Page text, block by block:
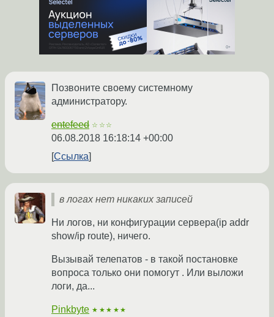
Позвоните своему системному
администратору.
entefeed ☆☆☆
06.08.2018 16:18:14 +00:00
Ссылка
в логах нет никаких записей
Ни логов, ни конфигурации сервера(ip addr
show/ip route), ничего.
Вызывай телепатов - в такой постановке
вопроса только они помогут . Или выложи
логи, да...
Pinkbyte ★★★★★